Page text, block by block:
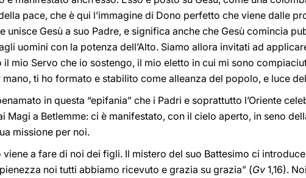
pace, che è qui l’immagine di Dono perfetto che viene dalle
unisce Gesù a suo Padre, e significa anche che Gesù comincia
uomini con la potenza dell’Alto. Siamo allora invitati ad
il mio Servo che io sostengo, il mio eletto in cui mi sono
ti ho formato e stabilito come alleanza del popolo, e luce
in questa “epifania” che i Padri e soprattutto l’Oriente
Magi a Betlemme: ci è manifestato, con il cielo aperto, in seno
missione per noi.
a fare di noi dei figli. Il mistero del suo Battesimo ci
noi tutti abbiamo ricevuto e grazia su grazia” (Gv 1,16).